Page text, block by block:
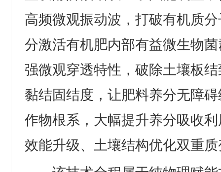
高频微观振动波，打破有机质
分激活有机肥内部有益微生物
强微观穿透特性，破除土壤板
黏结固结度，让肥料养分无障
作物根系，大幅提升养分吸收
效能升级、土壤结构优化双重